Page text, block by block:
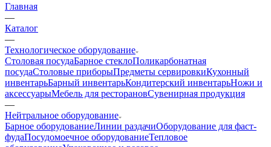
Главная
—
Каталог
—
Технологическое оборудование
Столовая посудаБарное стеклоПоликарбонатная
посудаСтоловые приборыПредметы сервировкиКухонный
инвентарьБарный инвентарьКондитерский инвентарьНожи и
аксессуарыМебель для ресторановСувенирная продукция
—
Нейтральное оборудование
Барное оборудованиеЛинии раздачиОборудование для фаст-
фудаПосудомоечное оборудованиеТепловое